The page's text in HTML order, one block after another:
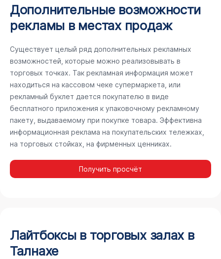
Дополнительные возможности
рекламы в местах продаж
Существует целый ряд дополнительных рекламных
возможностей, которые можно реализовывать в
торговых точках. Так рекламная информация может
находиться на кассовом чеке супермаркета, или
рекламный буклет дается покупателю в виде
бесплатного приложения к упаковочному рекламному
пакету, выдаваемому при покупке товара. Эффективна
информационная реклама на покупательских тележках,
на торговых стойках, на фирменных ценниках.
Получить просчёт
Лайтбоксы в торговых залах в
Талнахе